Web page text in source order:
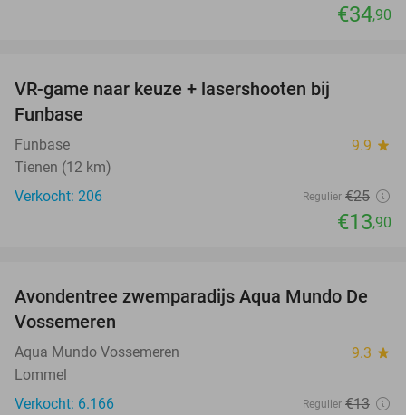
€34,90
VR-game naar keuze + lasershooten bij
Funbase
Funbase 9.9 star
Tienen (12 km)
Verkocht: 206
Regulier €25
€13,90
15%
Avondentree zwemparadijs Aqua Mundo De
Vossemeren
Aqua Mundo Vossemeren 9.3 star
Lommel
Verkocht: 6.166
Regulier €13